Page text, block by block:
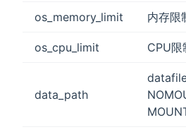
os_memory_limit 内存限
os_cpu_limit CPU
data_path